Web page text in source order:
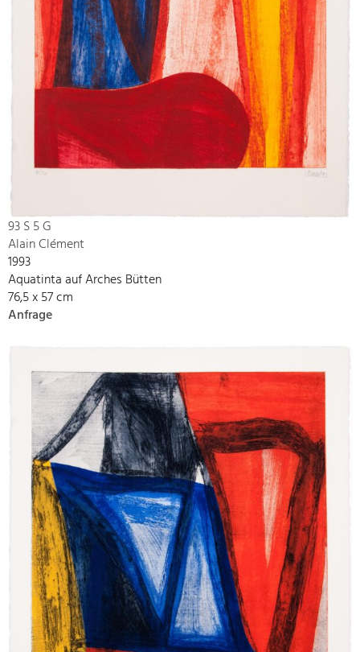
93 S 5 G
Alain Clément
1993
Aquatinta auf Arches Bütten
76,5 x 57 cm
Anfrage